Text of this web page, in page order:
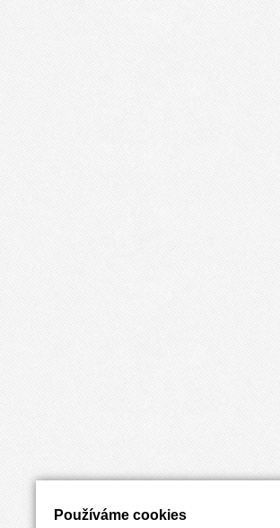
Používáme cookies